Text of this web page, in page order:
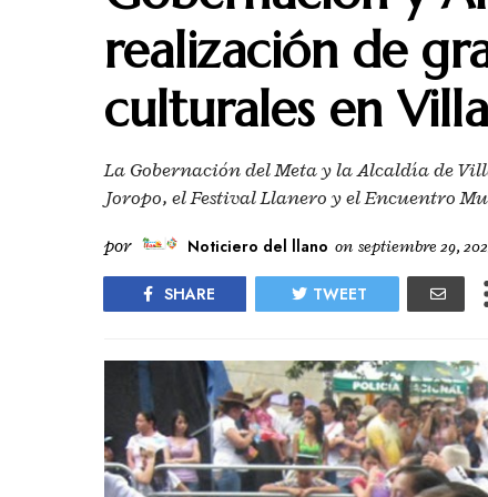
realización de
culturales en
La Gobernación del Meta y la Alcaldía de
Joropo, el Festival Llanero y el Encuentro
por Noticiero del llano on septiembre 29,
SHARE TWEET